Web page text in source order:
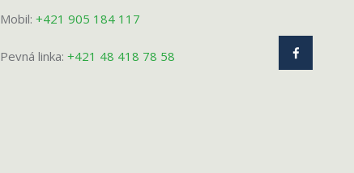
Mobil:+421 905 184 117
Pevná linka:+421 48 418 78 58